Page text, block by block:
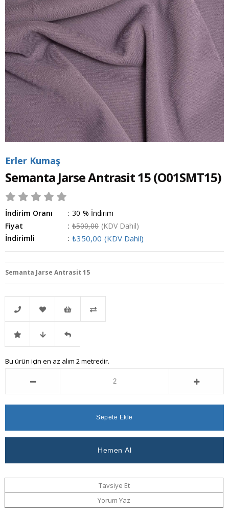
Erler Kumaş
Semanta Jarse Antrasit 15(O01SMT15)
İndirim Oranı : %
30
İndirim
Fiyat
: ₺500,00 (KDV Dahil)
İndirimli
: ₺350,00 (KDV Dahil)
Semanta Jarse Antrasit 15
Telefonla
Sipariş
Favorilere
Ekle
İstek
Listeme
İndirimli Fiyat
Ver
Gelince
Bu ürün için en az alım 2 metredir.
Tavsiye Et
Yorum Yaz